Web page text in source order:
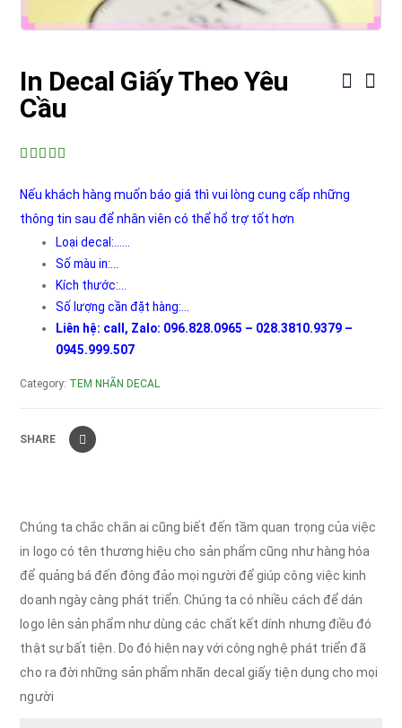
In Decal Giấy Theo Yêu
Cầu
Nếu khách hàng muốn báo giá thì vui lòng cung cấp những
thông tin sau để nhân viên có thể hổ trợ tốt hơn
Loại decal:……
Số màu in:…
Kích thước:…
Số lượng cần đặt hàng:…
Liên hệ: call, Zalo: 096.828.0965 – 028.3810.9379 –
0945.999.507
Category: TEM NHÃN DECAL
SHARE
Chúng ta chắc chắn ai cũng biết đến tầm quan trọng của việc
in logo có tên thương hiệu cho sản phẩm cũng như hàng hóa
để quảng bá đến đông đảo mọi người để giúp công việc kinh
doanh ngày càng phát triển. Chúng ta có nhiều cách để dán
logo lên sản phẩm như dùng các chất kết dính nhưng điều đó
thật sự bất tiện. Do đó hiện nay với công nghệ phát triển đã
cho ra đời những sản phẩm nhãn decal giấy tiện dụng cho mọi
người